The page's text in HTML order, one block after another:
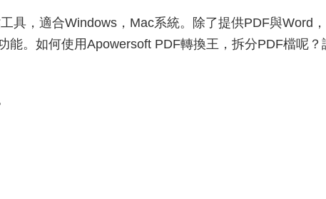
具，適合Windows，Mac系統。除了提供PDF與Word
能。如何使用Apowersoft PDF轉換王，拆分PDF檔呢？